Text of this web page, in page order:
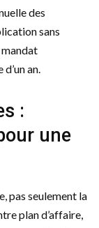
des
sans
an.
:
une
pas seulement la
plan d’affaire,